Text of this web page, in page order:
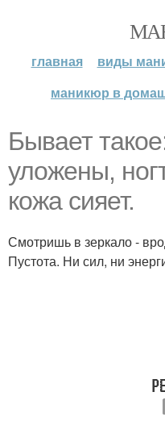
главная виды
маникюр в
Бывает
уложены,
кожа сияет.
Смотришь в зеркало -
Пустота. Ни сил, ни